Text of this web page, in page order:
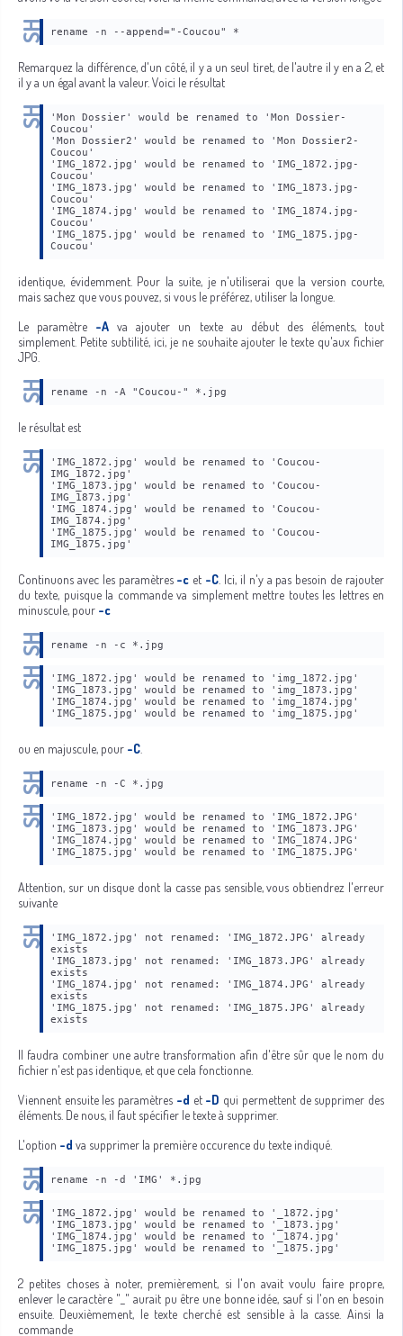
rename -n --append="-Coucou" *
Remarquez la différence, d'un côté, il y a un seul tiret, de l'autre il y en a 2, et
il y a un égal avant la valeur. Voici le résultat
'Mon Dossier' would be renamed to 'Mon Dossier-
Coucou'
'Mon Dossier2' would be renamed to 'Mon Dossier2-
Coucou'
'IMG_1872.jpg' would be renamed to 'IMG_1872.jpg-
Coucou'
'IMG_1873.jpg' would be renamed to 'IMG_1873.jpg-
Coucou'
'IMG_1874.jpg' would be renamed to 'IMG_1874.jpg-
Coucou'
'IMG_1875.jpg' would be renamed to 'IMG_1875.jpg-
Coucou'
identique, évidemment. Pour la suite, je n'utiliserai que la version courte,
mais sachez que vous pouvez, si vous le préférez, utiliser la longue.
Le paramètre -A va ajouter un texte au début des éléments, tout
simplement. Petite subtilité, ici, je ne souhaite ajouter le texte qu'aux fichier
JPG.
rename -n -A "Coucou-" *.jpg
le résultat est
'IMG_1872.jpg' would be renamed to 'Coucou-
IMG_1872.jpg'
'IMG_1873.jpg' would be renamed to 'Coucou-
IMG_1873.jpg'
'IMG_1874.jpg' would be renamed to 'Coucou-
IMG_1874.jpg'
'IMG_1875.jpg' would be renamed to 'Coucou-
IMG_1875.jpg'
Continuons avec les paramètres -c et -C . Ici, il n'y a pas besoin de rajouter
du texte, puisque la commande va simplement mettre toutes les lettres en
minuscule, pour -c
rename -n -c *.jpg
'IMG_1872.jpg' would be renamed to 'img_1872.jpg'
'IMG_1873.jpg' would be renamed to 'img_1873.jpg'
'IMG_1874.jpg' would be renamed to 'img_1874.jpg'
'IMG_1875.jpg' would be renamed to 'img_1875.jpg'
ou en majuscule, pour -C
rename -n -C *.jpg
'IMG_1872.jpg' would be renamed to 'IMG_1872.JPG'
'IMG_1873.jpg' would be renamed to 'IMG_1873.JPG'
'IMG_1874.jpg' would be renamed to 'IMG_1874.JPG'
'IMG_1875.jpg' would be renamed to 'IMG_1875.JPG'
Attention, sur un disque dont la casse pas sensible, vous obtiendrez l'erreur
suivante
'IMG_1872.jpg' not renamed: 'IMG_1872.JPG' already
exists
'IMG_1873.jpg' not renamed: 'IMG_1873.JPG' already
exists
'IMG_1874.jpg' not renamed: 'IMG_1874.JPG' already
exists
'IMG_1875.jpg' not renamed: 'IMG_1875.JPG' already
exists
Il faudra combiner une autre transformation afin d'être sûr que le nom du
fichier n'est pas identique, et que cela fonctionne.
Viennent ensuite les paramètres -d et -D qui permettent de supprimer des
éléments. De nous, il faut spécifier le texte à supprimer.
L'option -d va supprimer la première occurence du texte indiqué.
rename -n -d 'IMG' *.jpg
'IMG_1872.jpg' would be renamed to '_1872.jpg'
'IMG_1873.jpg' would be renamed to '_1873.jpg'
'IMG_1874.jpg' would be renamed to '_1874.jpg'
'IMG_1875.jpg' would be renamed to '_1875.jpg'
2 petites choses à noter, premièrement, si l'on avait voulu faire propre,
enlever le caractère "_" aurait pu être une bonne idée, sauf si l'on en besoin
ensuite. Deuxièmement, le texte cherché est sensible à la casse. Ainsi la
commande